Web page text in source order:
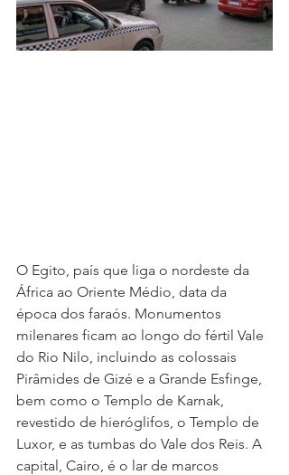
O Egito, país que liga o nordeste da
África ao Oriente Médio, data da
época dos faraós. Monumentos
milenares ficam ao longo do fértil Vale
do Rio Nilo, incluindo as colossais
Pirâmides de Gizé e a Grande Esfinge,
bem como o Templo de Karnak,
revestido de hieróglifos, o Templo de
Luxor, e as tumbas do Vale dos Reis. A
capital, Cairo, é o lar de marcos